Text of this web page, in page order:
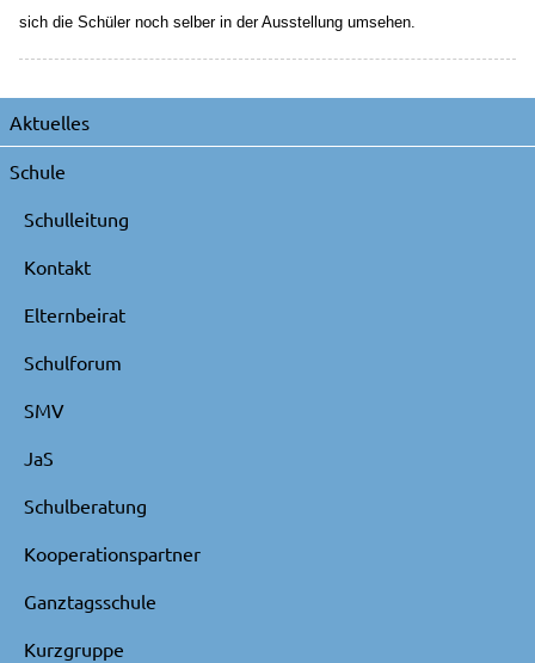
sich die Schüler noch selber in der Ausstellung umsehen.
Navigation
Aktuelles
Schule
Schulleitung
Kontakt
Elternbeirat
Schulforum
SMV
JaS
Schulberatung
Kooperationspartner
Ganztagsschule
Kurzgruppe